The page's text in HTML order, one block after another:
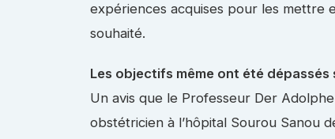
expériences acquises pour les mettre
souhaité.
Les objectifs même ont été dépassés
Un avis que le Professeur Der
obstétricien à l’hôpital Sourou Sanou